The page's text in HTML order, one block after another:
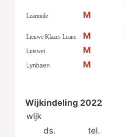
Learmole M
Lieuwe Klazes Leane M
Lutswei M
Lynbaen M
Wijkindeling 2022
wijk
ds.
tel.